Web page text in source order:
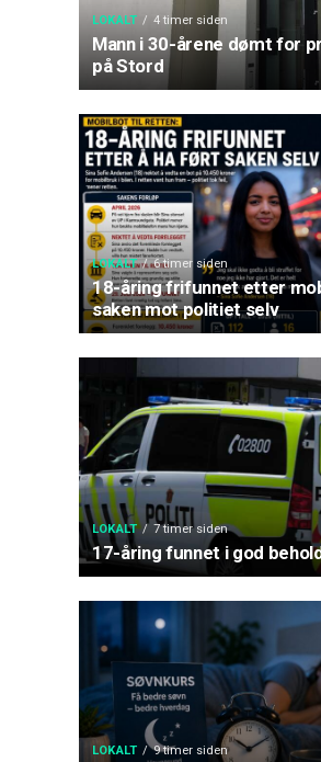
LOKALT 4 timer siden
Mann i 30-årene dømt for
på Stord
LOKALT 6 timer siden
18-åring frifunnet etter
saken mot politiet selv
LOKALT 7 timer siden
17-åring funnet i god
LOKALT 9 timer siden